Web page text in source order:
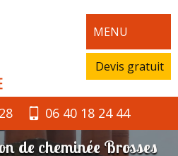
MENU
Devis gratuit
06 40 18 24 44
de cheminée Brosses